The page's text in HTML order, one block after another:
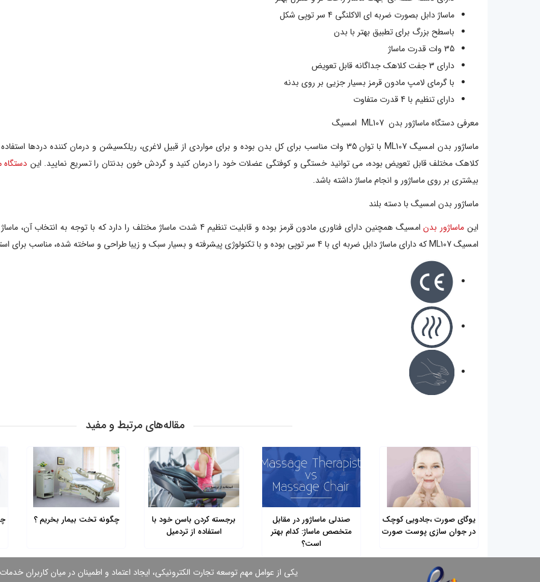
ماساژ دابل بصورت ضربه ای الاکلنگی 4 سر توپی شکل
باسطح بزرگ برای تطبیق بهتر با بدن
35 وات قدرت ماساژ
دارای 3 جفت کلاهک جداگانه قابل تعویض
با گرمای لامپ مادون قرمز بسیار جزیی بر روی بدنه
دارای تنظیم با 4 قدرت متفاوت
معرفی دستگاه ماساژور بدن ML107 امسیگ
کلاهک مختلف قابل تعویض بوده، می توانید خستگی و کوفتگی عضلات خود را درمان کنید و گردش خون بدنتان را تسریع نمایید. این دستگاه
بیشتری بر روی ماساژور و انجام ماساژ داشته باشد.
ماساژور بدن امسیگ با دسته بلند
این ماساژور بدن
امسیگ همچنین دارای فناوری مادون قرمز بوده و قابلیت تنظیم 4 شدت ماساژ مختلف
امسیگ ML107 که دارای ماساژ دابل ضربه ای با 4 سر توپی بوده و با تکنولوژی پیشرفته و بسیار سبک و زیبا طراحی و ساخته شده، مناسب برای استفاده در منزل، مراکز درمانی و فیزیوتراپی نیز می باشد.
مقاله‌های مرتبط و مفید
یوگای صورت ،جادویی کوچک
در جوان سازی پوست صورت
صندلی ماساژور در مقابل
متخصص ماساژ: کدام بهتر
است؟
برجسته کردن باسن خود با
استفاده از تردمیل
چگونه تخت بیمار بخریم ؟
یكی از عوامل مهم توسعه تجارت الكترونیكی، ایجاد اعتماد و اطمینان در میان كاربران